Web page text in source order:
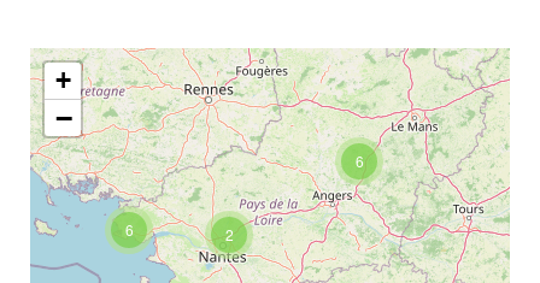
6 2
6
+
−